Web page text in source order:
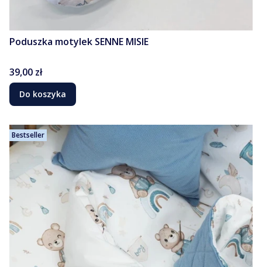
Poduszka motylek SENNE MISIE
Cena
39,00 zł
Do koszyka
Bestseller